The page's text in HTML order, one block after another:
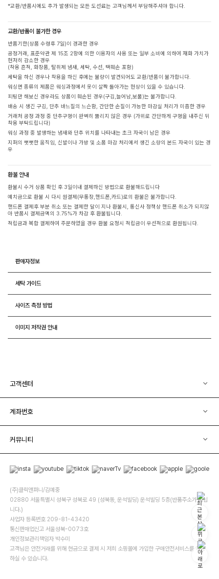
*교환/반품시에도 추가 발생되는 모든 도선료는 고객님께서 부담해주셔야 합니다.
교환/반품이 불가한 경우
반품기한(상품 수령후 7일)이 경과한 경우
공정거래, 표준약관 제 15조 2항에 의한 이용자의 사용 또는 일부 소비에 의하여 재화 가치가
현저히 감소한 경우
(착용 흔적, 화장품, 탈취제 냄새, 세탁, 수선, 택훼손 포함)
세탁을 하신 경우나 착용을 하신 후에는 불량이 발견되어도 교환/반품이 불가합니다.
워싱면 종류의 제품은 워싱과정에서 옷이 살짝 돌아가는 현상이 있을 수 있습니다.
피팅만 해보신 경우라도 상품이 훼손된 경우(구김,늘어남,보풀)는 불가합니다.
배송 시 생긴 구김, 단추 바느질의 느슨함, 간단한 손질이 가능한 마감실 처리가 미흡한 경우
거래처 공정 과정 중 단추구멍이 완벽히 뚫리지 않은 경우 (가위로 간단하게 구멍을 내주신 뒤
착용 부탁드립니다)
워싱 과정 중 발생하는 냄새와 단추 위치를 나타내는 초크 자국이 남은 경우
지퍼의 뻣뻣한 움직임, 신발이나 가방 및 소품 마감 처리에서 생긴 소량의 본드 자국이 있는 경
우
환불 안내
환불시 수거 상품 확인 후 3일이내 결제하신 방법으로 환불해드립니다
예치금으로 환불 시 다시 원결제(무통장,핸드폰,카드)로의 환불은 불가합니다.
핸드폰 결제후 부분 취소 또는 결제한 달이 지나 환불시, 통신사 정책상 핸드폰 취소가 되지않
아 반품시 결제금액의 3.75%가 차감 후 환불됩니다.
적립금과 복합 결제하여 주문하였을 경우 환불 요청시 적립금이 우선적으로 환원됩니다.
판매자정보
세탁 가이드
사이즈 측정 방법
이미지 저작권 안내
고객센터
계좌번호
커뮤니티
(주)클릭앤퍼니/김예중
02880 서울특별시 성북구 성북로 49 (성북동, 운석빌딩) 운석빌딩 5층(반품주소가 아닙
니다.)
사업자 등록번호 209-81-43420
통신판매업신고 서울성북-0073호
개인정보관리책임자 박수미
고객님은 안전거래를 위해 현금으로 결제 시 저희 소핑몰에 가입한 구매안전서비스를 이용
하실 수 있습니다.